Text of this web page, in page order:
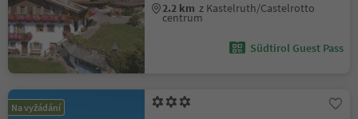
2.2 km z Kastelruth/Castelrotto
centrum
Südtirol Guest Pass
Na vyžádání